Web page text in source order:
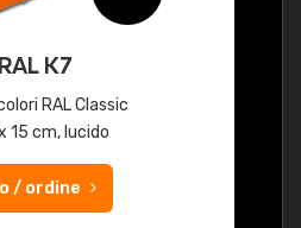
RAL K7
RAL Classic
15 cm, lucido
/ ordine